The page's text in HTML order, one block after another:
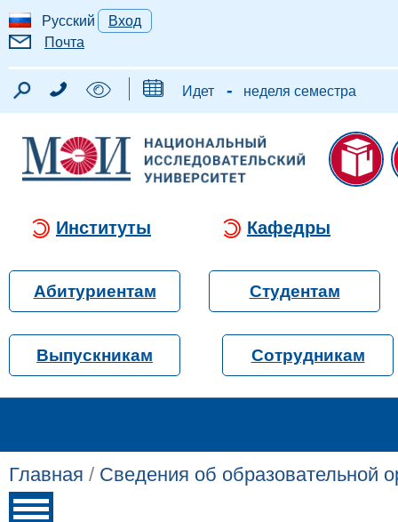
Русский
Вход
Почта
Идет - неделя семестра
Институты Кафедры
Абитуриентам Студентам
Выпускникам Сотрудникам
Главная / Сведения об образовательной